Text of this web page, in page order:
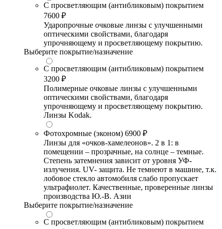
С просветляющим (антибликовым) покрытием
7600 ₽
Ударопрочные очковые линзы с улучшенными
оптическими свойствами, благодаря
упрочняющему и просветляющему покрытию.
Выберите покрытие/назначение
С просветляющим (антибликовым) покрытием
3200 ₽
Полимерные очковые линзы с улучшенными
оптическими свойствами, благодаря
упрочняющему и просветляющему покрытию.
Линзы Kodak.
Фотохромные (эконом) 6900 ₽
Линзы для «очков-хамелеонов». 2 в 1: в
помещении – прозрачные, на солнце – темные.
Степень затемнения зависит от уровня УФ-
излучения. UV- защита. Не темнеют в машине, т.к.
лобовое стекло автомобиля слабо пропускает
ультрафиолет. Качественные, проверенные линзы
производства Ю.-В. Азии
Выберите покрытие/назначение
С просветляющим (антибликовым) покрытием